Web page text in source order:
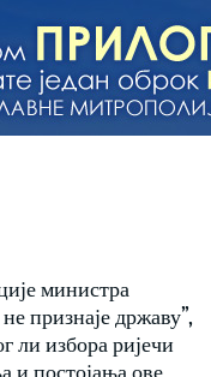
министра
признаје државу”,
ли избора ријечи
и постојања ове